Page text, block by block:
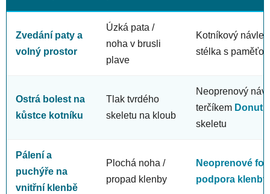
Zvedání paty a
volný prostor
Úzká pata /
noha v brusli
plave
Kotníkový
stélka s
Ostrá bolest na
kůstce kotníku
Tlak tvrdého
skeletu na kloub
Neoprenový
terčíkem Donut
skeletu
Pálení a
puchýře na
vnitřní klenbě
Plochá noha /
propad klenby
Neoprenové
podpora klenby